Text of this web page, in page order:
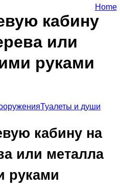
кабину
или
руками
Home
Туалеты и души
кабину на
или металла
руками